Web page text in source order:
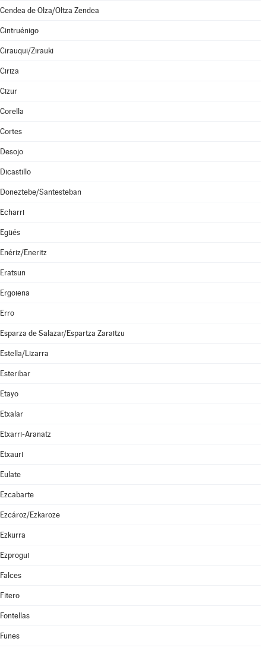
Cendea de Olza/Oltza Zendea
Cintruénigo
Cirauqui/Zirauki
Ciriza
Cizur
Corella
Cortes
Desojo
Dicastillo
Doneztebe/Santesteban
Echarri
Egüés
Enériz/Eneritz
Eratsun
Ergoiena
Erro
Esparza de Salazar/Espartza Zaraitzu
Estella/Lizarra
Esteribar
Etayo
Etxalar
Etxarri-Aranatz
Etxauri
Eulate
Ezcabarte
Ezcároz/Ezkaroze
Ezkurra
Ezprogui
Falces
Fitero
Fontellas
Funes